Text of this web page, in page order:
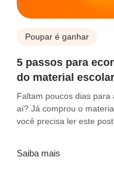
Poupar é ganhar
5 passos para
do material
Faltam poucos dias
aí? Já comprou o
você precisa ler este
Saiba mais